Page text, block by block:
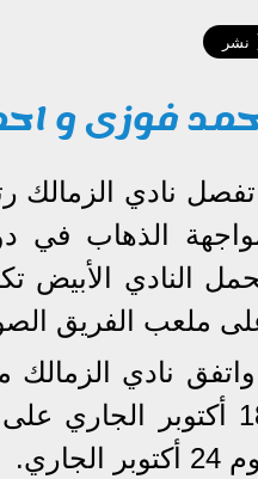
فوزى و
تفصل نادي الزمالك
النادي الأبيض
ملعب الفريق
18 أكتوبر الجاري
الجاري.